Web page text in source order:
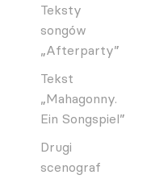
Teksty
songów
„Afterparty”
Tekst
„Mahagonny.
Ein Songspiel”
Drugi
scenograf